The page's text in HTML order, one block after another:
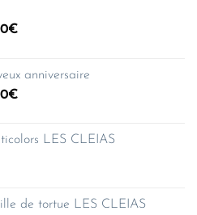
€Plage
35,00€
à
anniversaire
€Plage
35,00€LES CLEIAS
de tortue LES CLEIAS